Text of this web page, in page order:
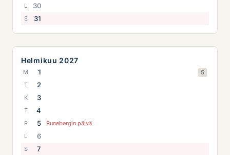
L 30
S 31
Helmikuu 2027
M 1
5
T
2
K 3
T 4
P 5
Runebergin päivä
L
6
S 7